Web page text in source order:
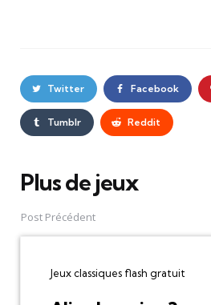
Twitter Facebook
Tumblr Reddit
Plus de jeux
Post
navigation
Post Précédent
Jeux classiques flash gratuit